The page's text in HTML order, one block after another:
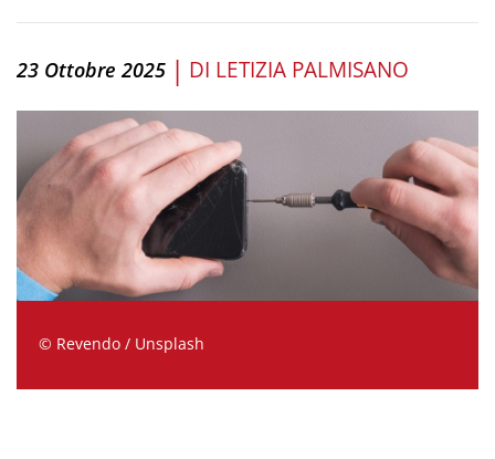
23 Ottobre 2025 | DI LETIZIA PALMISANO
© Revendo / Unsplash